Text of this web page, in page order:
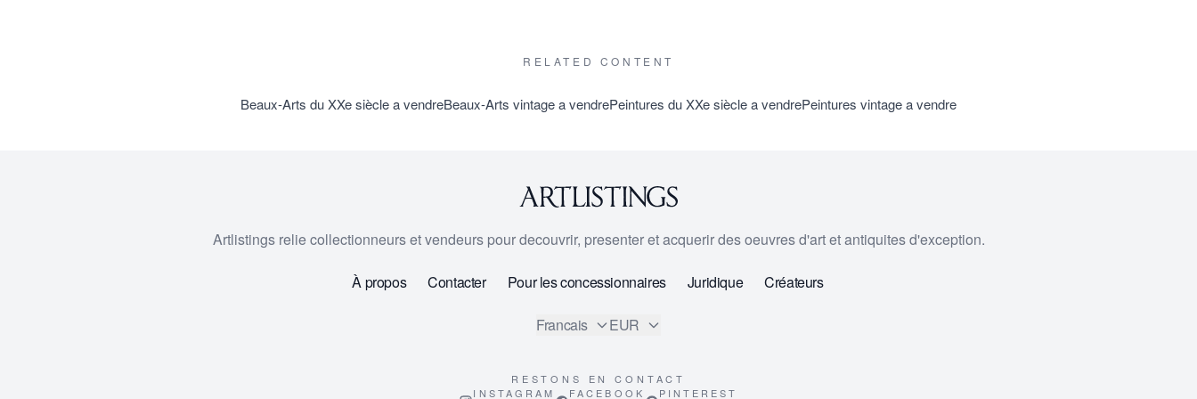
RELATED CONTENT
Beaux-Arts du XXe siècle a vendreBeaux-Arts vintage a vendrePeintures du XXe siècle a vendrePeintures vintage a vendre
Artlistings relie collectionneurs et vendeurs pour decouvrir, presenter et acquerir des oeuvres d'art et antiquites d'exception.
À propos Contacter Pour les concessionnaires Juridique Créateurs
Francais EUR
RESTONS EN CONTACT
INSTAGRAM
FACEBOOK PINTEREST